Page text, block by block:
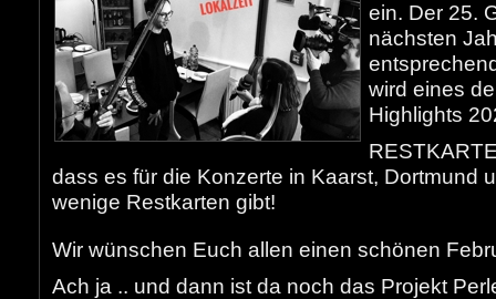
ein. Der 25.
nächsten
wird eines
Highlights
dass es für die Konzerte in Kaarst, Dortmund
wenige Restkarten gibt!
Wir wünschen Euch allen einen schönen
Ach ja .. und dann ist da noch das Projekt